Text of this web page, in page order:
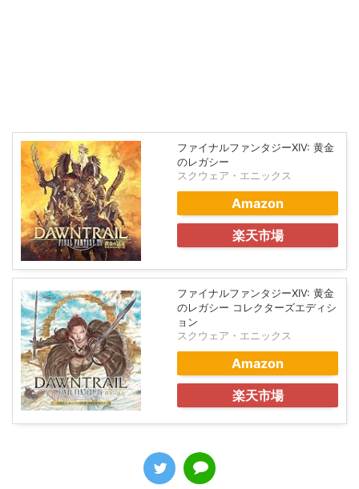
ファイナルファンタジーXIV: 黄金
のレガシー
スクウェア・エニックス
Amazon
楽天市場
ファイナルファンタジーXIV: 黄金
のレガシー コレクターズエディシ
ョン
スクウェア・エニックス
Amazon
楽天市場